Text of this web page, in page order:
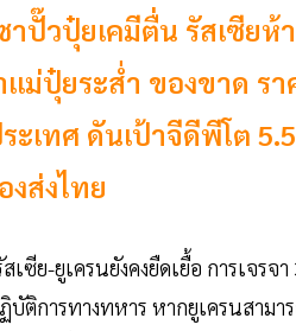
ปั๊วปุ๋ยเคมีตื่น รัสเซียห้
แม่ปุ๋ยระส่ำ ของขาด ร
ะเทศ ดันเป้าจีดีพีโต
งส่งไทย
สเซีย-ยูเครนยังคงยืดเยื้อ การเจร
บัติการทางทหาร หากยูเครนสาม